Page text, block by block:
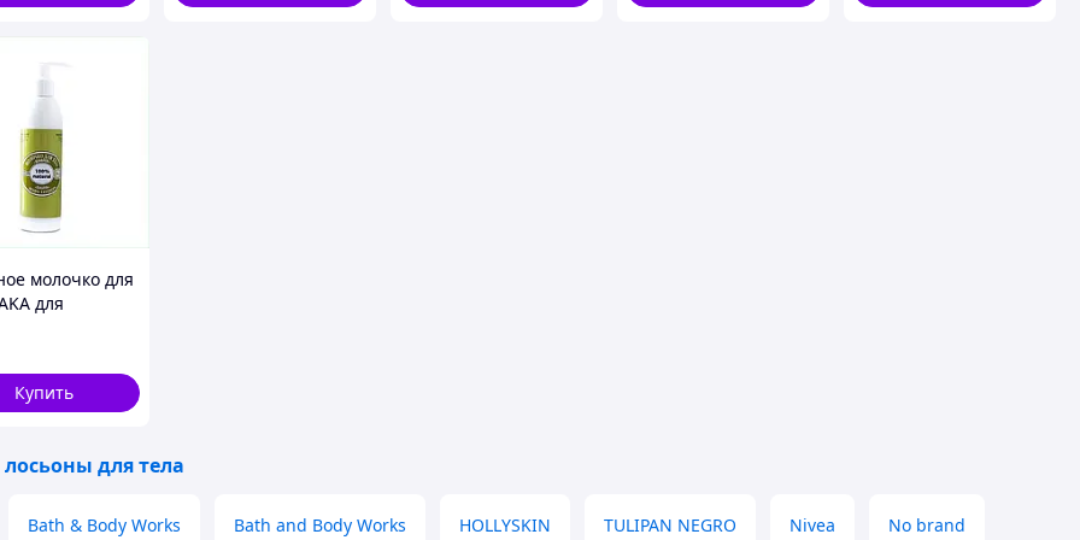
участок кожи, вотрите легкими движениями.
избавиться от проблемы за 3 дня.
месте
молочко для
для
Купить
для тела
Bath & Body Works Bath and Body Works HOLLYSKIN TULIPAN NEGRO Nivea No brand